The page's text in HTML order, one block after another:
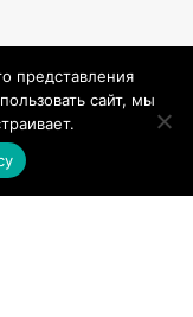
Данных
представления
сайт, мы